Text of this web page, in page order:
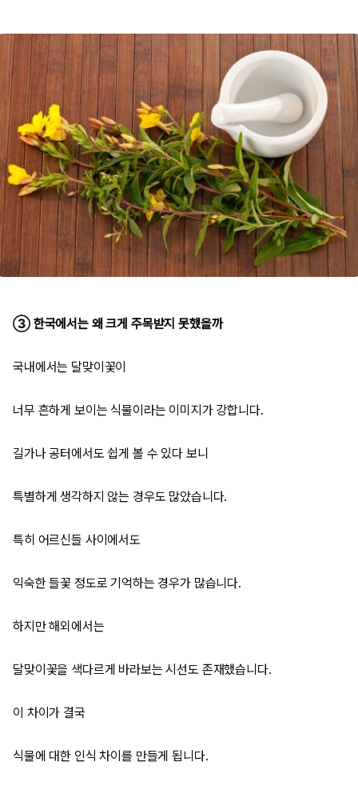
③ 한국에서는 왜 크게 주목받지 못했을까
국내에서는 달맞이꽃이
너무 흔하게 보이는 식물이라는 이미지가 강합니다.
길가나 공터에서도 쉽게 볼 수 있다 보니
특별하게 생각하지 않는 경우도 많았습니다.
특히 어르신들 사이에서도
익숙한 들꽃 정도로 기억하는 경우가 많습니다.
하지만 해외에서는
달맞이꽃을 색다르게 바라보는 시선도 존재했습니다.
이 차이가 결국
식물에 대한 인식 차이를 만들게 됩니다.